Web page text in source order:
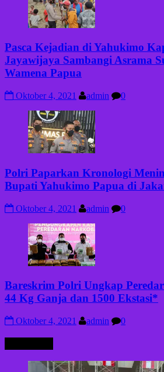
Pasca Kejadian di Yahukimo
Jayawijaya Sambangi Asrama
Wamena Papua
Oktober 4, 2021 admin 0
Polri Paparkan Kronologi
Bupati Yahukimo Papua di
Oktober 4, 2021 admin 0
Bareskrim Polri Ungkap
44 Kg Ganja dan 1500 Ekstasi*
Oktober 4, 2021 admin 0